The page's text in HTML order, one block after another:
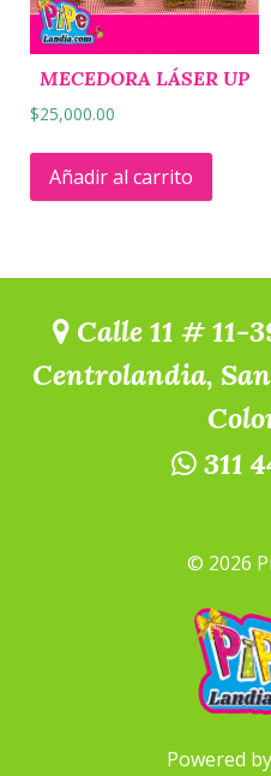
MECEDORA LÁSER UP
$25,000.00
Añadir al carrito
Calle 11 # 11-
Centrolandia,
311
© 2026
Powered by